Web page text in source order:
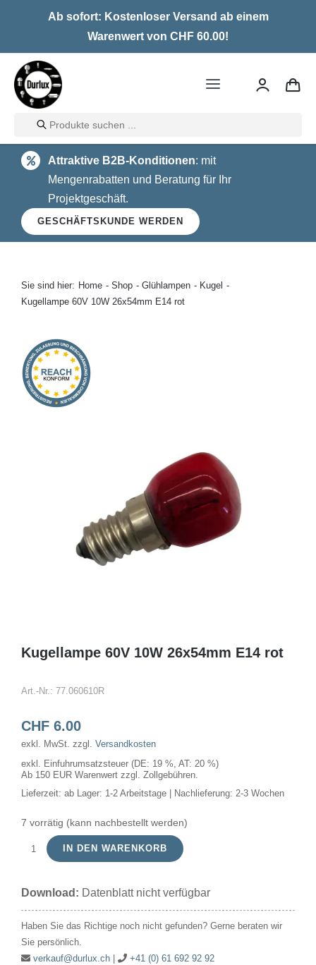
Ab sofort: Kostenloser Versand ab einem
Warenwert von CHF 60.00!
Toggle
Home
LED
Halogen
Glühlampen
Kontakt
Products
search
Attraktive B2B-Konditionen: mit
Mengenrabatten und Beratung für Ihr
Projektgeschäft.
GESCHÄFTSKUNDE WERDEN
Sie sind hier: Home Shop Glühlampen
Kugel
Kugellampe 60V 10W 26x54mm E14 rot
Kugellampe 60V 10W 26x54mm E14 rot
Art.-Nr.: 77.060610R
CHF6.00
exkl. MwSt. zzgl. Versandkosten
exkl. Einfuhrumsatzsteuer (DE: 19 %, AT: 20 %)
Ab 150 EUR Warenwert zzgl. Zollgebühren.
Lieferzeit: ab Lager: 1-2 Arbeitstage | Nachlieferung: 2-3 Wochen
7 vorrätig (kann nachbestellt werden)
Kugellampe
10W
rot
IN DEN WARENKORB
Download: Datenblatt nicht verfügbar
Haben Sie das Richtige noch nicht gefunden? Gerne beraten wir
Sie persönlich.
verkauf@durlux.ch| +41 (0) 61 692 92 92